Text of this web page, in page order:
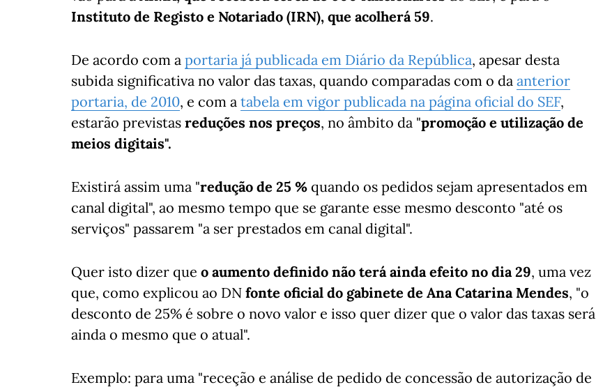
Instituto de Registo e Notariado (IRN), que acolherá 59.
De acordo com a portaria já publicada em Diário da República, apesar desta
subida significativa no valor das taxas, quando comparadas com o da anterior
portaria, de 2010, e com a tabela em vigor publicada na página oficial do SEF,
estarão previstas reduções nos preços, no âmbito da "promoção e utilização de
meios digitais".
Existirá assim uma "redução de 25 % quando os pedidos sejam apresentados em
canal digital", ao mesmo tempo que se garante esse mesmo desconto "até os
serviços" passarem "a ser prestados em canal digital".
Quer isto dizer que o aumento definido não terá ainda efeito no dia 29, uma vez
que, como explicou ao DN fonte oficial do gabinete de Ana Catarina Mendes, "o
desconto de 25% é sobre o novo valor e isso quer dizer que o valor das taxas será
ainda o mesmo que o atual".
Exemplo: para uma "receção e análise de pedido de concessão de autorização de